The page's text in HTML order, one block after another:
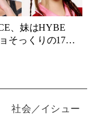
、妹はHYBE
そっくりの17歳
社会／イシュー